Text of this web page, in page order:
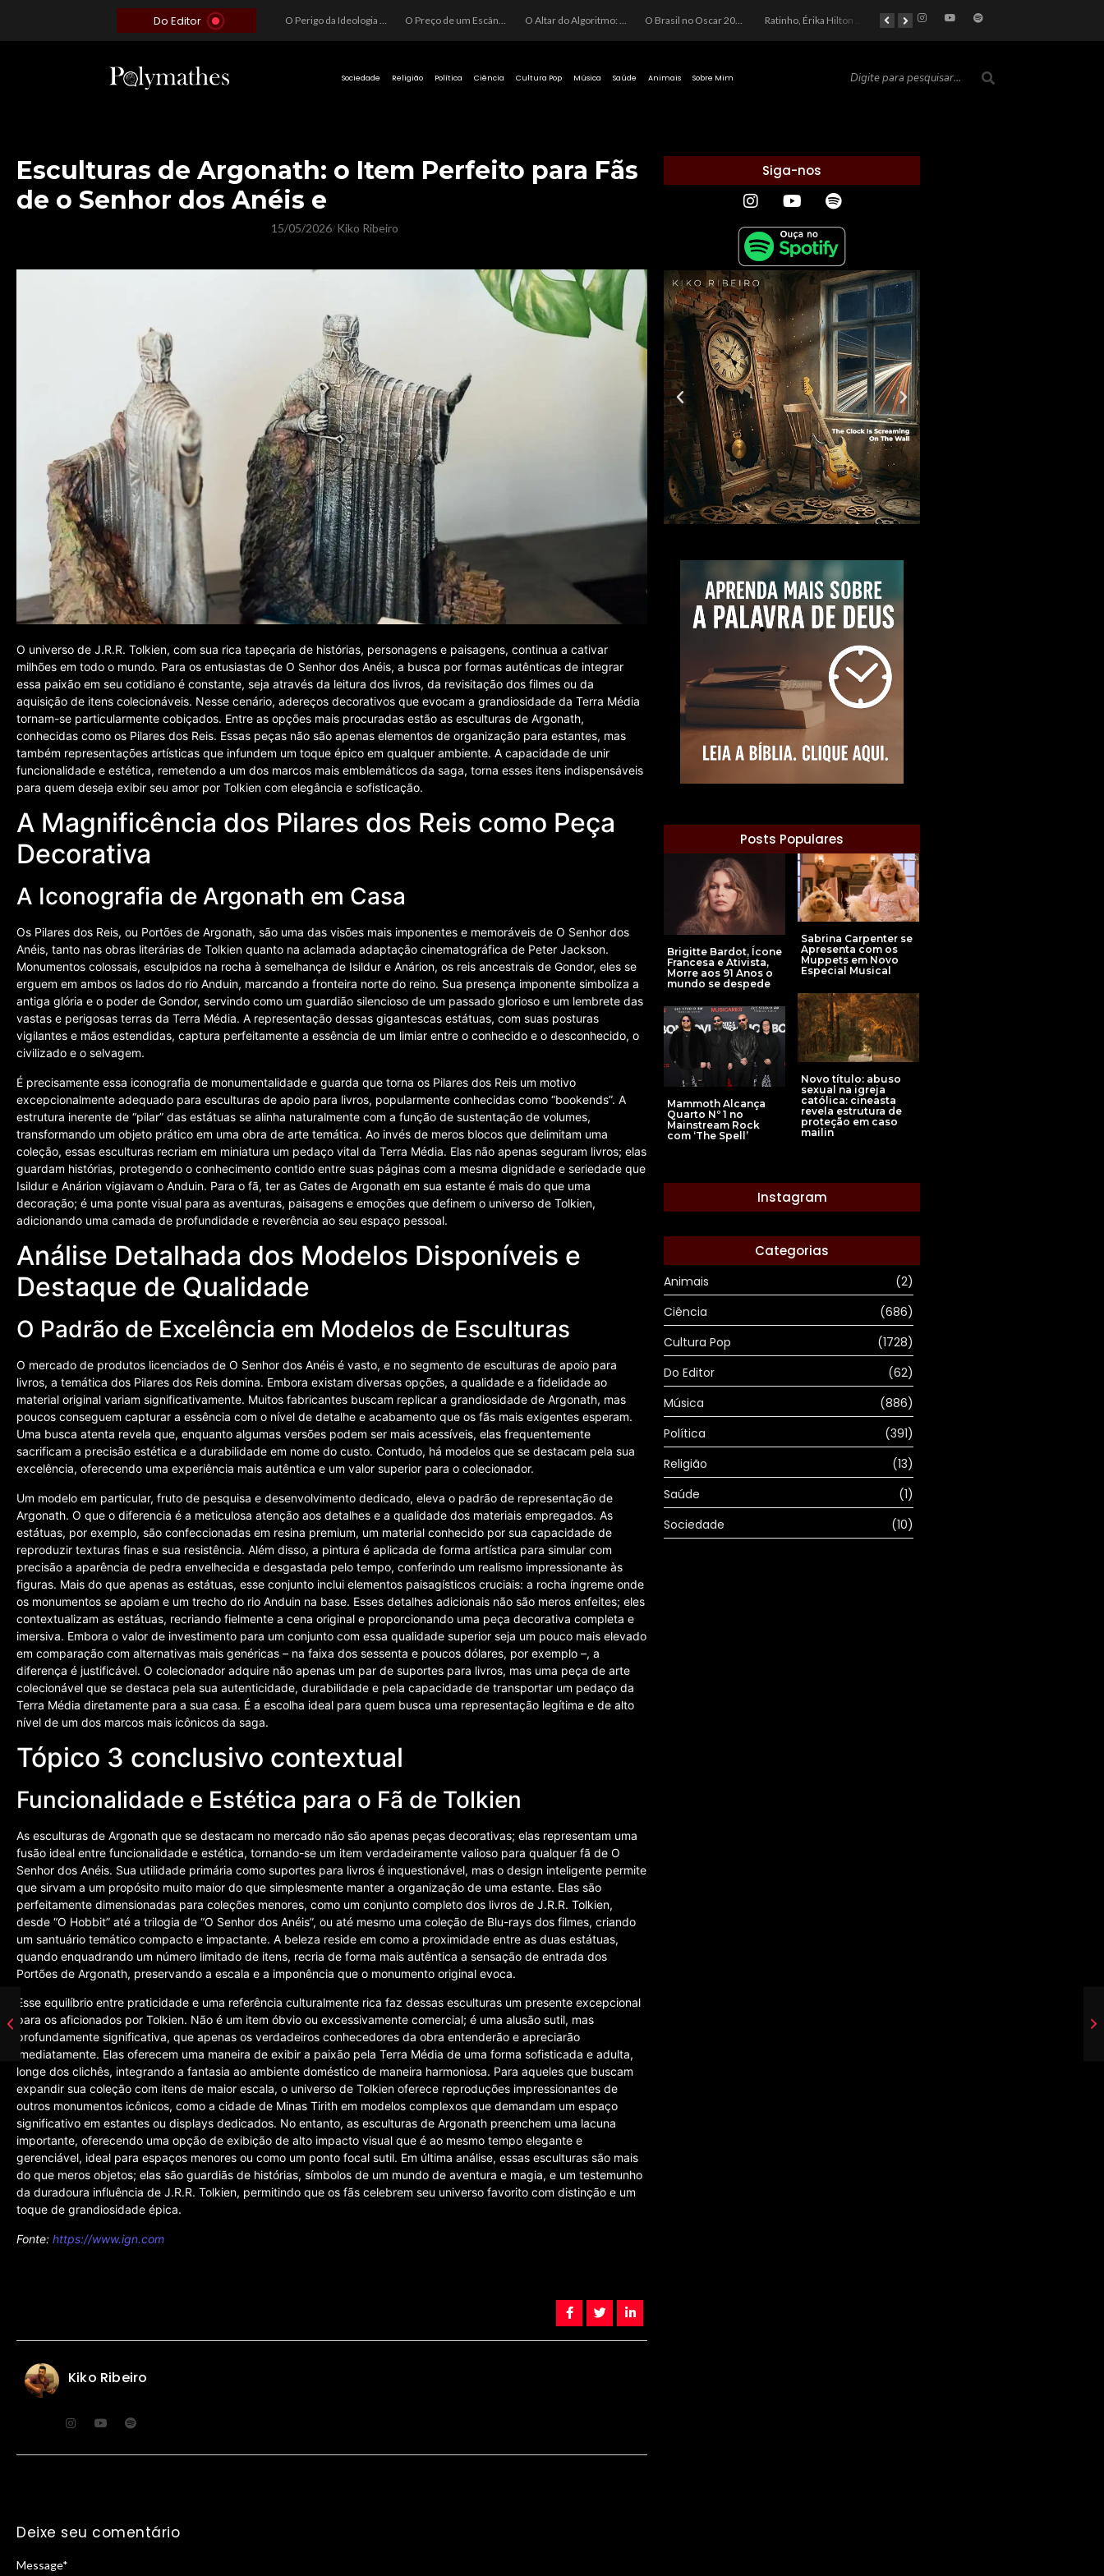
Do Editor O Perigo da Ideologia Desenfreada na Justiça: Quando a Pauta Política Substitui a Pena Criminal O Preço de um Escândalo: A Discrepância Entre o “Filme de Bolsonaro” e a Realidade do Cinema Mundial O Altar do Algoritmo: A Carência Humana e a Fabricação de Heróis no Brasil O Brasil no Oscar 2026: Entre a Cota do Politicamente Correto e a Realidade das Telas Ratinho, Érika Hilton e a Farsa Política: Quem Ganha com o Barulho no País de Bobson? As controvérsias que marcam o cenário político e econômico nacional
Sociedade Religião Política Ciência Cultura Pop Música Saúde Animais Sobre Mim
Esculturas de Argonath: o Item Perfeito para Fãs
de o Senhor dos Anéis e
15/05/2026/ Kiko Ribeiro
O universo de J.R.R. Tolkien, com sua rica tapeçaria de histórias, personagens e paisagens, continua a cativar
milhões em todo o mundo. Para os entusiastas de O Senhor dos Anéis, a busca por formas autênticas de integrar
essa paixão em seu cotidiano é constante, seja através da leitura dos livros, da revisitação dos filmes ou da
aquisição de itens colecionáveis. Nesse cenário, adereços decorativos que evocam a grandiosidade da Terra Média
tornam-se particularmente cobiçados. Entre as opções mais procuradas estão as esculturas de Argonath,
conhecidas como os Pilares dos Reis. Essas peças não são apenas elementos de organização para estantes, mas
também representações artísticas que infundem um toque épico em qualquer ambiente. A capacidade de unir
funcionalidade e estética, remetendo a um dos marcos mais emblemáticos da saga, torna esses itens indispensáveis
para quem deseja exibir seu amor por Tolkien com elegância e sofisticação.
A Magnificência dos Pilares dos Reis como Peça
Decorativa
A Iconografia de Argonath em Casa
Os Pilares dos Reis, ou Portões de Argonath, são uma das visões mais imponentes e memoráveis de O Senhor dos
Anéis, tanto nas obras literárias de Tolkien quanto na aclamada adaptação cinematográfica de Peter Jackson.
Monumentos colossais, esculpidos na rocha à semelhança de Isildur e Anárion, os reis ancestrais de Gondor, eles se
erguem em ambos os lados do rio Anduin, marcando a fronteira norte do reino. Sua presença imponente simboliza a
antiga glória e o poder de Gondor, servindo como um guardião silencioso de um passado glorioso e um lembrete das
vastas e perigosas terras da Terra Média. A representação dessas gigantescas estátuas, com suas posturas
vigilantes e mãos estendidas, captura perfeitamente a essência de um limiar entre o conhecido e o desconhecido, o
civilizado e o selvagem.
É precisamente essa iconografia de monumentalidade e guarda que torna os Pilares dos Reis um motivo
excepcionalmente adequado para esculturas de apoio para livros, popularmente conhecidas como “bookends”. A
estrutura inerente de “pilar” das estátuas se alinha naturalmente com a função de sustentação de volumes,
transformando um objeto prático em uma obra de arte temática. Ao invés de meros blocos que delimitam uma
coleção, essas esculturas recriam em miniatura um pedaço vital da Terra Média. Elas não apenas seguram livros; elas
guardam histórias, protegendo o conhecimento contido entre suas páginas com a mesma dignidade e seriedade que
Isildur e Anárion vigiavam o Anduin. Para o fã, ter as Gates de Argonath em sua estante é mais do que uma
decoração; é uma ponte visual para as aventuras, paisagens e emoções que definem o universo de Tolkien,
adicionando uma camada de profundidade e reverência ao seu espaço pessoal.
Análise Detalhada dos Modelos Disponíveis e
Destaque de Qualidade
O Padrão de Excelência em Modelos de Esculturas
O mercado de produtos licenciados de O Senhor dos Anéis é vasto, e no segmento de esculturas de apoio para
livros, a temática dos Pilares dos Reis domina. Embora existam diversas opções, a qualidade e a fidelidade ao
material original variam significativamente. Muitos fabricantes buscam replicar a grandiosidade de Argonath, mas
poucos conseguem capturar a essência com o nível de detalhe e acabamento que os fãs mais exigentes esperam.
Uma busca atenta revela que, enquanto algumas versões podem ser mais acessíveis, elas frequentemente
sacrificam a precisão estética e a durabilidade em nome do custo. Contudo, há modelos que se destacam pela sua
excelência, oferecendo uma experiência mais autêntica e um valor superior para o colecionador.
Um modelo em particular, fruto de pesquisa e desenvolvimento dedicado, eleva o padrão de representação de
Argonath. O que o diferencia é a meticulosa atenção aos detalhes e a qualidade dos materiais empregados. As
estátuas, por exemplo, são confeccionadas em resina premium, um material conhecido por sua capacidade de
reproduzir texturas finas e sua resistência. Além disso, a pintura é aplicada de forma artística para simular com
precisão a aparência de pedra envelhecida e desgastada pelo tempo, conferindo um realismo impressionante às
figuras. Mais do que apenas as estátuas, esse conjunto inclui elementos paisagísticos cruciais: a rocha íngreme onde
os monumentos se apoiam e um trecho do rio Anduin na base. Esses detalhes adicionais não são meros enfeites; eles
contextualizam as estátuas, recriando fielmente a cena original e proporcionando uma peça decorativa completa e
imersiva. Embora o valor de investimento para um conjunto com essa qualidade superior seja um pouco mais elevado
em comparação com alternativas mais genéricas – na faixa dos sessenta e poucos dólares, por exemplo –, a
diferença é justificável. O colecionador adquire não apenas um par de suportes para livros, mas uma peça de arte
colecionável que se destaca pela sua autenticidade, durabilidade e pela capacidade de transportar um pedaço da
Terra Média diretamente para a sua casa. É a escolha ideal para quem busca uma representação legítima e de alto
nível de um dos marcos mais icônicos da saga.
Tópico 3 conclusivo contextual
Funcionalidade e Estética para o Fã de Tolkien
As esculturas de Argonath que se destacam no mercado não são apenas peças decorativas; elas representam uma
fusão ideal entre funcionalidade e estética, tornando-se um item verdadeiramente valioso para qualquer fã de O
Senhor dos Anéis. Sua utilidade primária como suportes para livros é inquestionável, mas o design inteligente permite
que sirvam a um propósito muito maior do que simplesmente manter a organização de uma estante. Elas são
perfeitamente dimensionadas para coleções menores, como um conjunto completo dos livros de J.R.R. Tolkien,
desde “O Hobbit” até a trilogia de “O Senhor dos Anéis”, ou até mesmo uma coleção de Blu-rays dos filmes, criando
um santuário temático compacto e impactante. A beleza reside em como a proximidade entre as duas estátuas,
quando enquadrando um número limitado de itens, recria de forma mais autêntica a sensação de entrada dos
Portões de Argonath, preservando a escala e a imponência que o monumento original evoca.
Esse equilíbrio entre praticidade e uma referência culturalmente rica faz dessas esculturas um presente excepcional
para os aficionados por Tolkien. Não é um item óbvio ou excessivamente comercial; é uma alusão sutil, mas
profundamente significativa, que apenas os verdadeiros conhecedores da obra entenderão e apreciarão
imediatamente. Elas oferecem uma maneira de exibir a paixão pela Terra Média de uma forma sofisticada e adulta,
longe dos clichês, integrando a fantasia ao ambiente doméstico de maneira harmoniosa. Para aqueles que buscam
expandir sua coleção com itens de maior escala, o universo de Tolkien oferece reproduções impressionantes de
outros monumentos icônicos, como a cidade de Minas Tirith em modelos complexos que demandam um espaço
significativo em estantes ou displays dedicados. No entanto, as esculturas de Argonath preenchem uma lacuna
importante, oferecendo uma opção de exibição de alto impacto visual que é ao mesmo tempo elegante e
gerenciável, ideal para espaços menores ou como um ponto focal sutil. Em última análise, essas esculturas são mais
do que meros objetos; elas são guardiãs de histórias, símbolos de um mundo de aventura e magia, e um testemunho
da duradoura influência de J.R.R. Tolkien, permitindo que os fãs celebrem seu universo favorito com distinção e um
toque de grandiosidade épica.
Fonte: https://www.ign.com
Kiko Ribeiro
Deixe seu comentário
Message*
Siga-nos
Posts Populares
Brigitte Bardot, Ícone
Francesa e Ativista,
Morre aos 91 Anos o
mundo se despede
Sabrina Carpenter se
Apresenta com os
Muppets em Novo
Especial Musical
Novo título: abuso
sexual na igreja
católica: cineasta
revela estrutura de
proteção em caso
mailin
Mammoth Alcança
Quarto Nº 1 no
Mainstream Rock
com ‘The Spell’
Instagram
Categorias
Animais
(2)
Ciência
(686)
Cultura Pop
(1728)
Do Editor
(62)
Música
(886)
Política
(391)
Religião
(13)
Saúde
(1)
Sociedade
(10)